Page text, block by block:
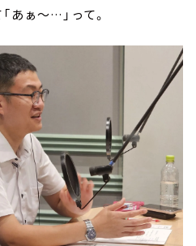
あぁ～…」って。